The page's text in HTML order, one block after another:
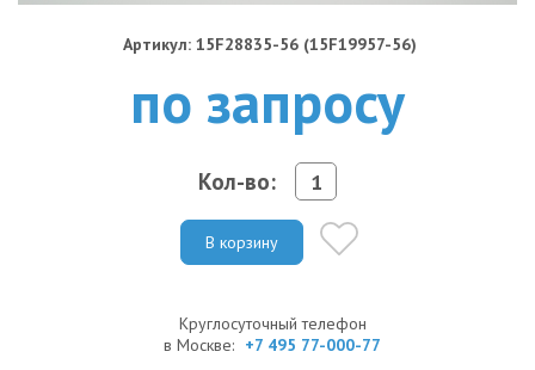
Артикул: 15F28835-56 (15F19957-56)
по запросу
Кол-во:
В корзину
Круглосуточный телефон
в Москве: +7 495 77-000-77